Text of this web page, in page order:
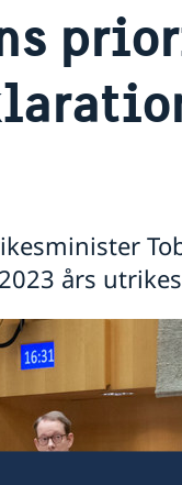
års